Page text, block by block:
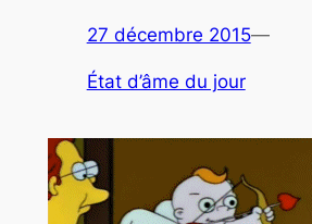
27 décembre 2015—
État d’âme du jour